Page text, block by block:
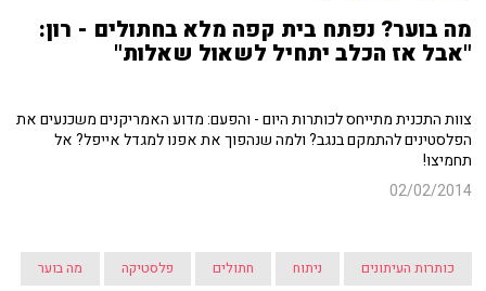
מה בוער? נפתח בית קפה מלא בחתולים - רון:
"אבל אז הכלב יתחיל לשאול שאלות"
צוות התכנית מתייחס לכותרות היום - והפעם: מדוע האמריקנים משכנעים את
הפלסטינים להתמקם בנגב? ולמה שנהפוך את אפנו למגדל אייפל? אל
תחמיצו!
02/02/2014
כותרות העיתונים ניתוח חתולים פלסטיקה מה בוער